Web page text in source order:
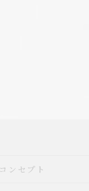
コンセプト